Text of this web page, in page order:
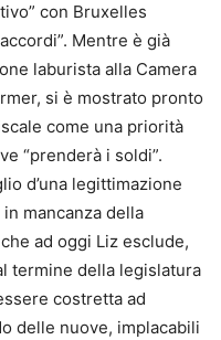
con Bruxelles
Mentre è già
laburista alla Camera
si è mostrato pronto
come una priorità
“prenderà i soldi”.
d’una legittimazione
mancanza della
ad oggi Liz esclude,
termine della legislatura
costretta ad
delle nuove, implacabili